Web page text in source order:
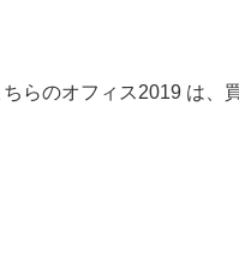
らのオフィス2019 は、